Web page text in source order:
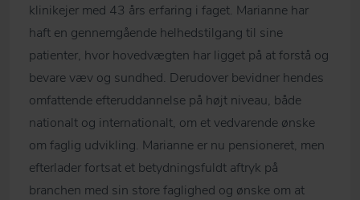
klinikejer med 43 års erfaring i faget. Marianne har
haft en gennemgående helhedstilgang til sine
patienter, hvor hovedvægten har ligget på at forstå og
bevare væv og sundhed. Derudover bevidner hendes
omfattende efteruddannelse på højt niveau, både
nationalt og internationalt, om et vedvarende ønske
om faglig udvikling. Marianne er nu pensioneret, men
efterlader fortsat et betydningsfuldt aftryk på
branchen med sin store faglighed og ønske om at